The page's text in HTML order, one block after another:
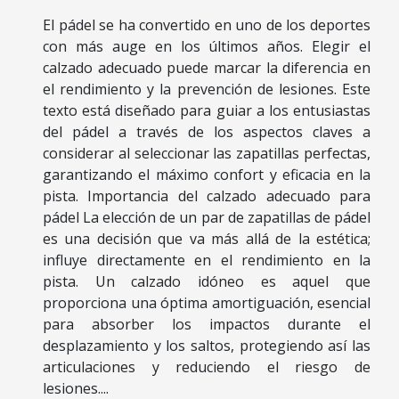
El pádel se ha convertido en uno de los deportes
con más auge en los últimos años. Elegir el
calzado adecuado puede marcar la diferencia en
el rendimiento y la prevención de lesiones. Este
texto está diseñado para guiar a los entusiastas
del pádel a través de los aspectos claves a
considerar al seleccionar las zapatillas perfectas,
garantizando el máximo confort y eficacia en la
pista. Importancia del calzado adecuado para
pádel La elección de un par de zapatillas de pádel
es una decisión que va más allá de la estética;
influye directamente en el rendimiento en la
pista. Un calzado idóneo es aquel que
proporciona una óptima amortiguación, esencial
para absorber los impactos durante el
desplazamiento y los saltos, protegiendo así las
articulaciones y reduciendo el riesgo de
lesiones....